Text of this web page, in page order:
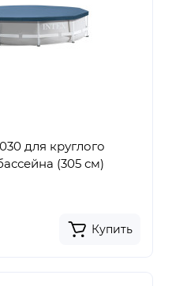
для круглого
(305 см)
Купить